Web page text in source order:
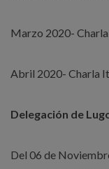
Marzo 2020-
Abril 2020- Charla
Delegación de
Del 06 de